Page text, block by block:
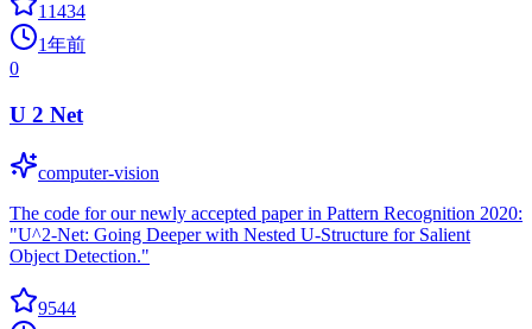
11434
1年前
0
U 2 Net
computer-vision
The code for our newly accepted paper in Pattern Recognition 2020:
"U^2-Net: Going Deeper with Nested U-Structure for Salient
Object Detection."
9544